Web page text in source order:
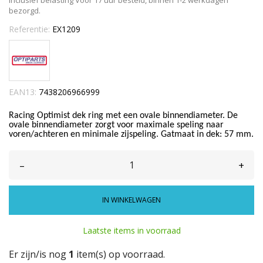
bezorgd.
Referentie: EX1209
EAN13: 7438206966999
Racing Optimist dek ring met een ovale binnendiameter. De
ovale binnendiameter zorgt voor maximale speling naar
voren/achteren en minimale zijspeling. Gatmaat in dek: 57 mm.
– +
IN WINKELWAGEN
Laatste items in voorraad
Er zijn/is nog 1 item(s) op voorraad.